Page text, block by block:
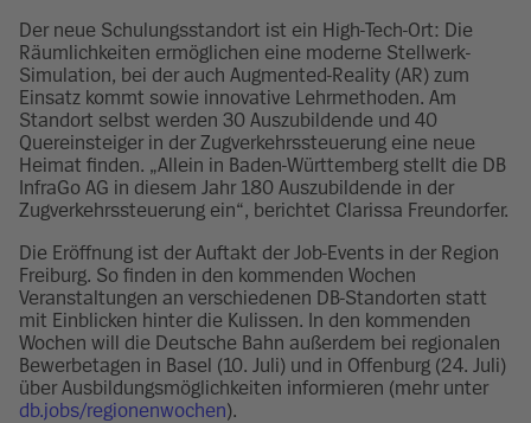
Der neue Schulungsstandort ist ein High-Tech-Ort: Die
Räumlichkeiten ermöglichen eine moderne Stellwerk-
Simulation, bei der auch Augmented-Reality (AR) zum
Einsatz kommt sowie innovative Lehrmethoden. Am
Standort selbst werden 30 Auszubildende und 40
Quereinsteiger in der Zugverkehrssteuerung eine neue
Heimat finden. „Allein in Baden-Württemberg stellt die DB
InfraGo AG in diesem Jahr 180 Auszubildende in der
Zugverkehrssteuerung ein“, berichtet Clarissa Freundorfer.
Die Eröffnung ist der Auftakt der Job-Events in der Region
Freiburg. So finden in den kommenden Wochen
Veranstaltungen an verschiedenen DB-Standorten statt
mit Einblicken hinter die Kulissen. In den kommenden
Wochen will die Deutsche Bahn außerdem bei regionalen
Bewerbetagen in Basel (10. Juli) und in Offenburg (24. Juli)
über Ausbildungsmöglichkeiten informieren (mehr unter
db.jobs/regionenwochen).